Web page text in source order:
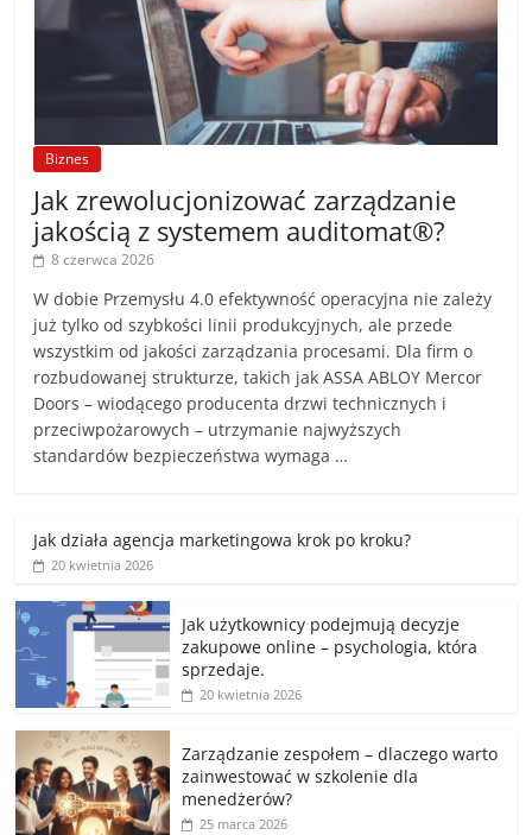
Biznes
Jak zrewolucjonizować zarządzanie
jakością z systemem auditomat®?
8 czerwca 2026
W dobie Przemysłu 4.0 efektywność operacyjna nie zależy
już tylko od szybkości linii produkcyjnych, ale przede
wszystkim od jakości zarządzania procesami. Dla firm o
rozbudowanej strukturze, takich jak ASSA ABLOY Mercor
Doors – wiodącego producenta drzwi technicznych i
przeciwpożarowych – utrzymanie najwyższych
standardów bezpieczeństwa wymaga …
Jak działa agencja marketingowa krok po kroku?
20 kwietnia 2026
Jak użytkownicy podejmują decyzje
zakupowe online – psychologia, która
sprzedaje.
20 kwietnia 2026
Zarządzanie zespołem – dlaczego warto
zainwestować w szkolenie dla
menedżerów?
25 marca 2026